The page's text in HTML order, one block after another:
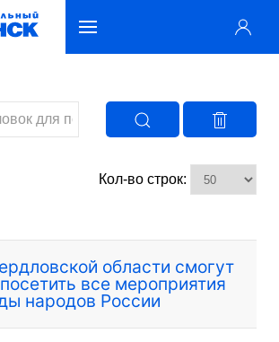
Кол-во строк:
области смогут
все мероприятия
народов России